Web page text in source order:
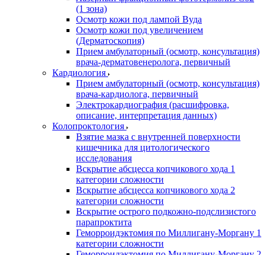
(1 зона)
Осмотр кожи под лампой Вуда
Осмотр кожи под увеличением
(Дерматоскопия)
Прием амбулаторный (осмотр, консультация)
врача-дерматовенеролога, первичный
Кардиология
Прием амбулаторный (осмотр, консультация)
врача-кардиолога, первичный
Электрокардиография (расшифровка,
описание, интерпретация данных)
Колопроктология
Взятие мазка с внутренней поверхности
кишечника для цитологического
исследования
Вскрытие абсцесса копчикового хода 1
категории сложности
Вскрытие абсцесса копчикового хода 2
категории сложности
Вскрытие острого подкожно-подслизистого
парапроктита
Геморроидэктомия по Миллигану-Моргану 1
категории сложности